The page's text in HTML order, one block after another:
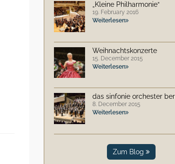
„Kleine Philharmonie“
19. February 2016
Weiterlesen
Weihnachtskonzerte
15. December 2015
Weiterlesen
das sinfonie orchester
8. December 2015
Weiterlesen
Zum Blog